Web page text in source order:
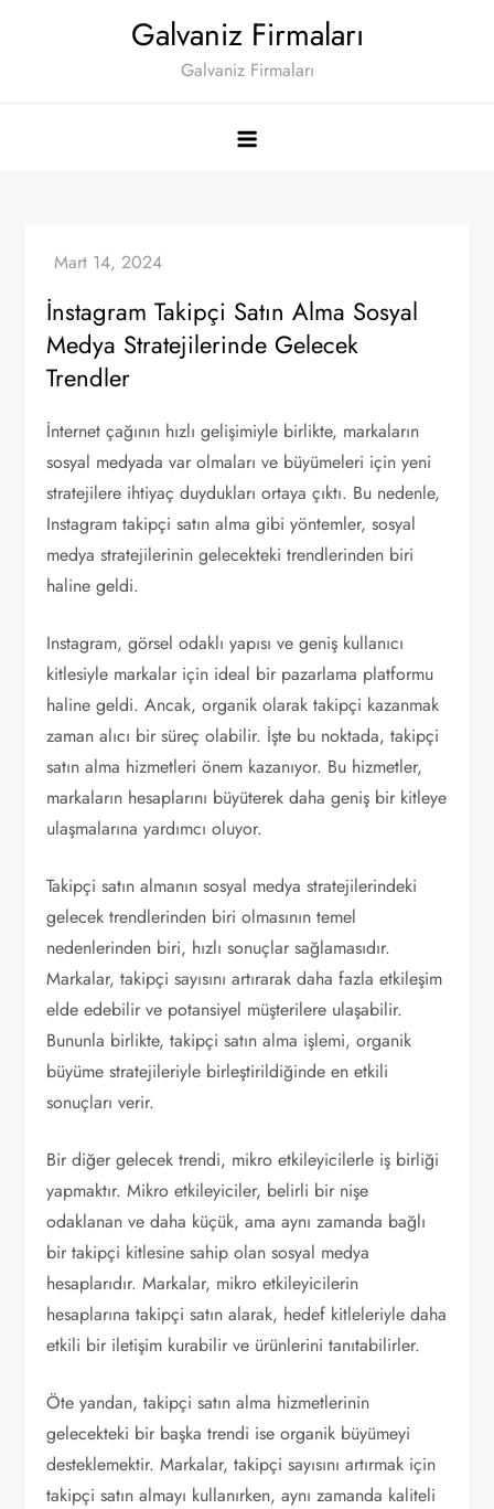
Galvaniz Firmaları
Galvaniz Firmaları
İnstagram Takipçi Satın Alma Sosyal
Medya Stratejilerinde Gelecek
Trendler
İnternet çağının hızlı gelişimiyle birlikte, markaların
sosyal medyada var olmaları ve büyümeleri için yeni
stratejilere ihtiyaç duydukları ortaya çıktı. Bu nedenle,
Instagram takipçi satın alma gibi yöntemler, sosyal
medya stratejilerinin gelecekteki trendlerinden biri
haline geldi.
Instagram, görsel odaklı yapısı ve geniş kullanıcı
kitlesiyle markalar için ideal bir pazarlama platformu
haline geldi. Ancak, organik olarak takipçi kazanmak
zaman alıcı bir süreç olabilir. İşte bu noktada, takipçi
satın alma hizmetleri önem kazanıyor. Bu hizmetler,
markaların hesaplarını büyüterek daha geniş bir kitleye
ulaşmalarına yardımcı oluyor.
Takipçi satın almanın sosyal medya stratejilerindeki
gelecek trendlerinden biri olmasının temel
nedenlerinden biri, hızlı sonuçlar sağlamasıdır.
Markalar, takipçi sayısını artırarak daha fazla etkileşim
elde edebilir ve potansiyel müşterilere ulaşabilir.
Bununla birlikte, takipçi satın alma işlemi, organik
büyüme stratejileriyle birleştirildiğinde en etkili
sonuçları verir.
Bir diğer gelecek trendi, mikro etkileyicilerle iş birliği
yapmaktır. Mikro etkileyiciler, belirli bir nişe
odaklanan ve daha küçük, ama aynı zamanda bağlı
bir takipçi kitlesine sahip olan sosyal medya
hesaplarıdır. Markalar, mikro etkileyicilerin
hesaplarına takipçi satın alarak, hedef kitleleriyle daha
etkili bir iletişim kurabilir ve ürünlerini tanıtabilirler.
Öte yandan, takipçi satın alma hizmetlerinin
gelecekteki bir başka trendi ise organik büyümeyi
desteklemektir. Markalar, takipçi sayısını artırmak için
takipçi satın almayı kullanırken, aynı zamanda kaliteli